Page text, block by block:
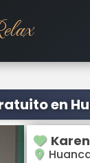
en
Karen